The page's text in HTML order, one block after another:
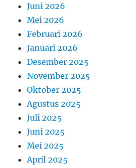
Juni 2026
Mei 2026
Februari 2026
Januari 2026
Desember 2025
November 2025
Oktober 2025
Agustus 2025
Juli 2025
Juni 2025
Mei 2025
April 2025